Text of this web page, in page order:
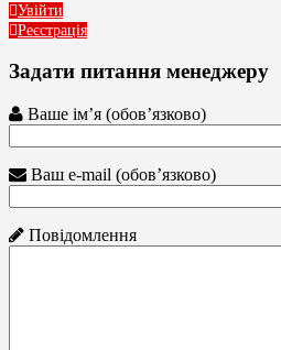
Увійти
Реєстрація
Задати питання менеджеру
Ваше ім’я (обов’язково)
Ваш e-mail (обов’язково)
Повідомлення